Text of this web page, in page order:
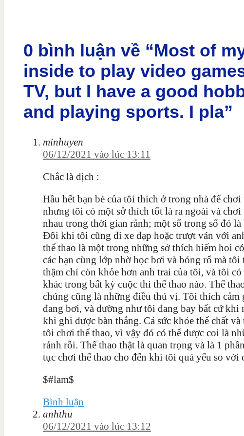
0 bình luận về “Most of
inside to play video
TV, but I have a good
and playing sports. I pla”
minhuyen
06/12/2021 vào lúc 13:11
Chắc là dịch :
Hầu hết bạn bè của tôi thích ở trong nhà để
nhưng tôi có một sở thích tốt là ra ngoài và
nhau trong thời gian rảnh; một số trong số đó
Đôi khi tôi cũng đi xe đạp hoặc trượt ván với
thể thao là một trong những sở thích hiếm hoi
các bạn cùng lớp nhờ học bơi và bóng rổ mà
thậm chí còn khỏe hơn anh trai của tôi, và tôi
khác trong bất kỳ cuộc thi thể thao nào. Thể
chúng cũng là những điều thú vị. Tôi thích
đang bơi, và dường như tôi đang bay bất cứ
khi ghi được bàn thắng. Cả sức khỏe thể chất
tôi chơi thể thao, vì vậy đó có thể được coi là
rảnh rỗi. Thể thao thật là quan trọng và là 1
tục chơi thể thao cho đến khi tôi quá yếu so với
$#lam$
Bình luận
anhthu
06/12/2021 vào lúc 13:12